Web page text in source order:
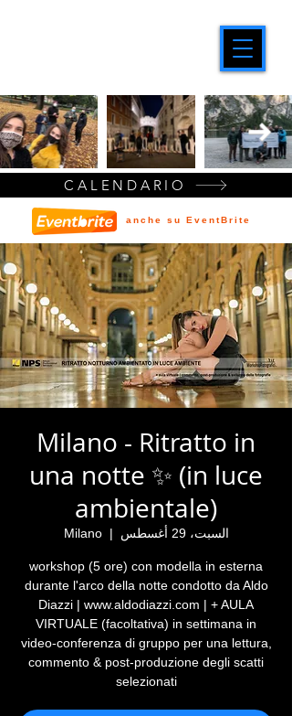
Milano - Ritratto in
una notte ✨ (in luce
ambientale)
السبت، 29 أغسطس
  |
Milano
workshop (5 ore) con modella in esterna
durante l'arco della notte condotto da Aldo
Diazzi | www.aldodiazzi.com | + AULA
VIRTUALE (facoltativa) in settimana in
video-conferenza di gruppo per una lettura,
commento & post-produzione degli scatti
selezionati
CALENDARIO
anche su EventBrite